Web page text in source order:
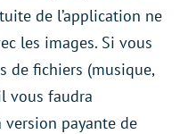
de l’application ne
les images. Si vous
de fichiers (musique,
vous faudra
payante de